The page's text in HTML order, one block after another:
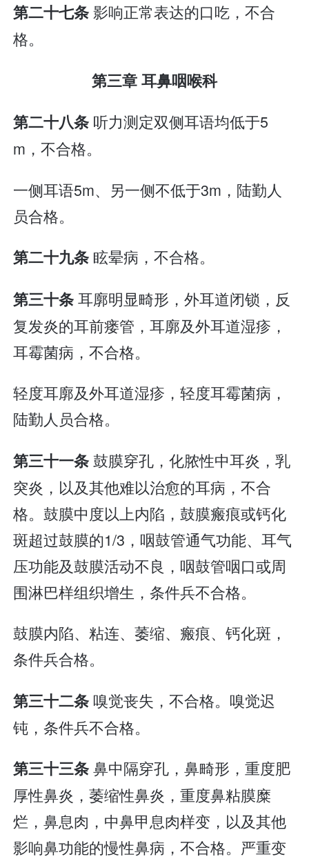
第二十七条影响正常表达的口吃，不合
格。
第三章 耳鼻咽喉科
第二十八条 听力测定双侧耳语均低于5
m，不合格。
一侧耳语5m、另一侧不低于3m，陆勤人
员合格。
第二十九条 眩晕病，不合格。
第三十条耳廓明显畸形，外耳道闭锁，反
复发炎的耳前瘘管，耳廓及外耳道湿疹，
耳霉菌病，不合格。
轻度耳廓及外耳道湿疹，轻度耳霉菌病，
陆勤人员合格。
第三十一条鼓膜穿孔，化脓性中耳炎，乳
突炎，以及其他难以治愈的耳病，不合
格。鼓膜中度以上内陷，鼓膜瘢痕或钙化
斑超过鼓膜的1/3，咽鼓管通气功能、耳气
压功能及鼓膜活动不良，咽鼓管咽口或周
围淋巴样组织增生，条件兵不合格。
鼓膜内陷、粘连、萎缩、瘢痕、钙化斑，
条件兵合格。
第三十二条 嗅觉丧失，不合格。嗅觉迟
钝，条件兵不合格。
第三十三条鼻中隔穿孔，鼻畸形，重度肥
厚性鼻炎，萎缩性鼻炎，重度鼻粘膜糜
烂，鼻息肉，中鼻甲息肉样变，以及其他
影响鼻功能的慢性鼻病，不合格。严重变